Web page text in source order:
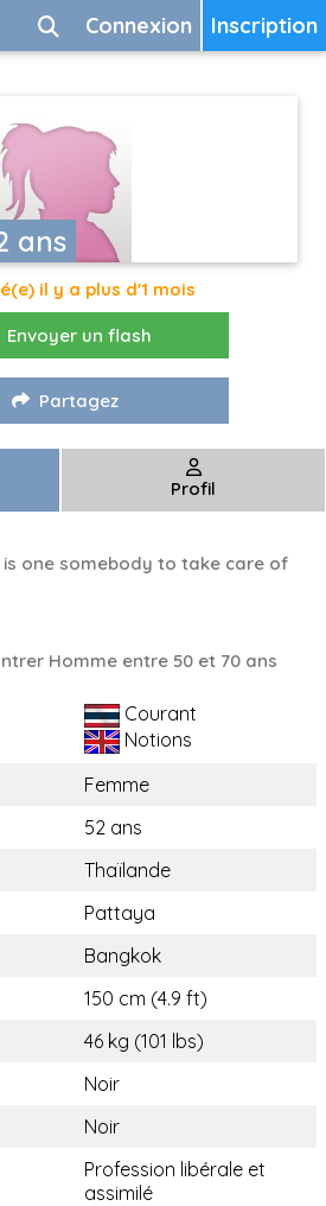
Inscription
Connexion
ans
il y a plus d'1 mois
Envoyer un flash
Partagez
Profil
is one somebody to take care of
Homme entre 50 et 70 ans
Courant
Notions
Femme
52 ans
Thaïlande
Pattaya
Bangkok
150 cm (4.9 ft)
46 kg (101 lbs)
Noir
Noir
Profession libérale et
assimilé